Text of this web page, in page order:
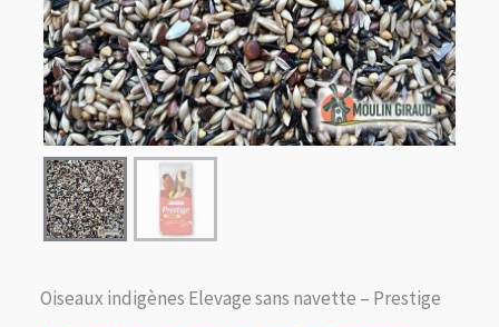
Oiseaux indigènes Elevage sans navette – Prestige